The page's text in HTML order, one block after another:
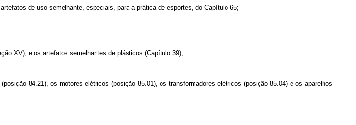
de uso semelhante, especiais, para a prática de esportes, do Capítulo 65;
XV), e os artefatos semelhantes de plásticos (Capítulo 39);
84.21), os motores elétricos (posição 85.01), os transformadores elétricos (posição 85.04) e os aparelhos